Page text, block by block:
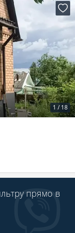
1 / 18
прямо в